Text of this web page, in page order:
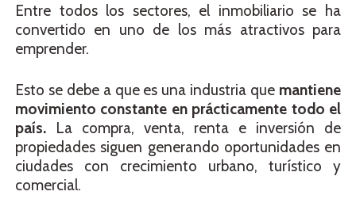
Entre todos los sectores, el inmobiliario se ha
convertido en uno de los más atractivos para
emprender.
Esto se debe a que es una industria que mantiene
movimiento constante en prácticamente todo el
país. La compra, venta, renta e inversión de
propiedades siguen generando oportunidades en
ciudades con crecimiento urbano, turístico y
comercial.